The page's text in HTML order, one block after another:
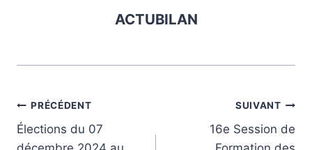
ACTUBILAN
Navigation
de
PRÉCÉDENT
Élections du 07
SUIVANT
16e Session de